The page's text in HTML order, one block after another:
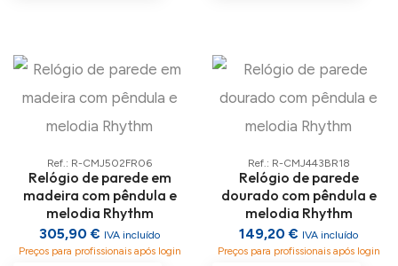
Ref.: R-CMJ502FR06
Relógio de parede em
madeira com pêndula e
melodia Rhythm
305,90 € IVA incluído
Preços para profissionais após login
Ref.: R-CMJ443BR18
Relógio de parede
dourado com pêndula e
melodia Rhythm
149,20 € IVA incluído
Preços para profissionais após login